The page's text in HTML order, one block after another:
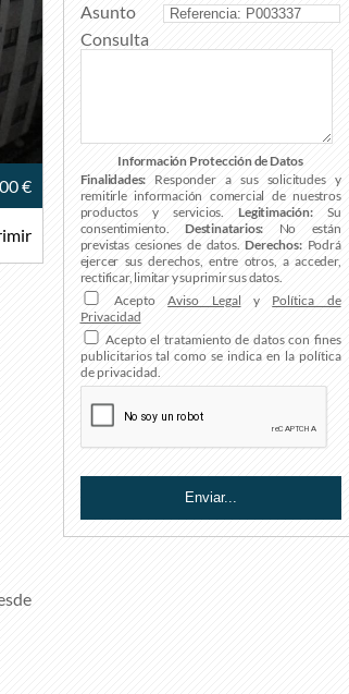
€
Asunto
Consulta
Información Protección de Datos
Finalidades: Responder a sus solicitudes y
remitirle información comercial de nuestros
productos y servicios.Legitimación:Su
consentimiento. Destinatarios: No están
previstas cesiones de datos.Derechos:Podrá
ejercer sus derechos, entre otros, a acceder,
rectificar, limitar y suprimir sus datos.
AceptoAviso Legaly Política de
Privacidad
Acepto el tratamiento de datos con fines
publicitarios tal como se indica en la política
de privacidad.